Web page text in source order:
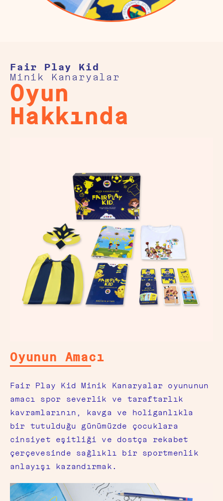
Fair Play Kid
Minik Kanaryalar
Oyun
Hakkında
Oyunun Amacı
Fair Play Kid Minik Kanaryalar oyununun
amacı spor severlik ve taraftarlık
kavramlarının, kavga ve holiganlıkla
bir tutulduğu günümüzde çocuklara
cinsiyet eşitliği ve dostça rekabet
çerçevesinde sağlıklı bir sportmenlik
anlayışı kazandırmak.